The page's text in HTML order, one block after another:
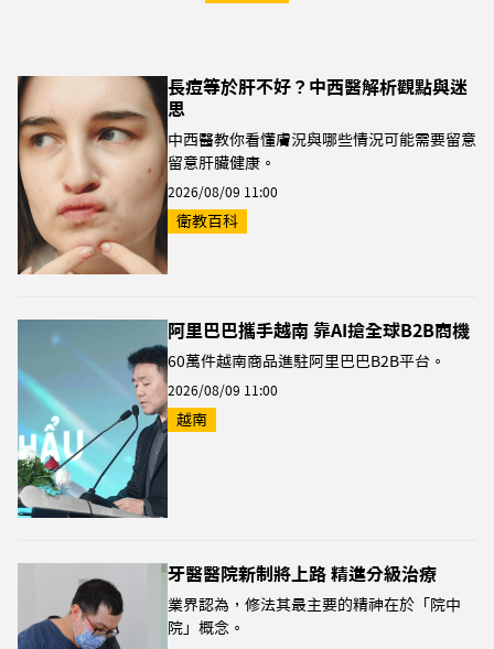
長痘等於肝不好？中西醫解析觀點與迷
思
中西醫教你看懂膚況與哪些情況可能需要留意
留意肝臟健康。
2026/08/09 11:00
衛教百科
阿里巴巴攜手越南 靠AI搶全球B2B商機
60萬件越南商品進駐阿里巴巴B2B平台。
2026/08/09 11:00
越南
牙醫醫院新制將上路 精進分級治療
業界認為，修法其最主要的精神在於「院中
院」概念。